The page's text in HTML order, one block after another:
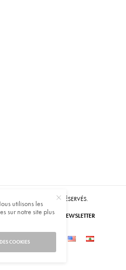
TOUS DROITS RÉSERVÉS.
VOUS À NOTRE NEWSLETTER
CONTACTEZ-NOUS
utilisons les
sur notre site plus
COOKIES